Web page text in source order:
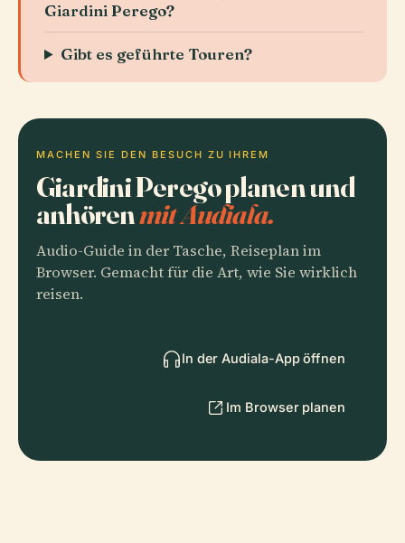
Giardini Perego?
Gibt es geführte Touren?
MACHEN SIE DEN BESUCH ZU IHREM
Giardini Perego planen und
anhörenmit Audiala.
Audio-Guide in der Tasche, Reiseplan im
Browser. Gemacht für die Art, wie Sie wirklich
reisen.
In der Audiala-App öffnen
Im Browser planen